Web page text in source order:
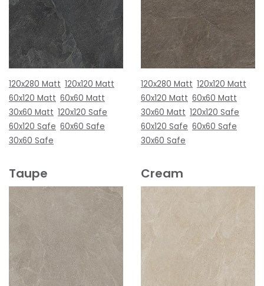
120x280 Matt 120x120 Matt
60x120 Matt 60x60 Matt
30x60 Matt 120x120 Safe
60x120 Safe 60x60 Safe
30x60 Safe
120x280 Matt 120x120 Matt
60x120 Matt 60x60 Matt
30x60 Matt 120x120 Safe
60x120 Safe 60x60 Safe
30x60 Safe
Taupe Cream